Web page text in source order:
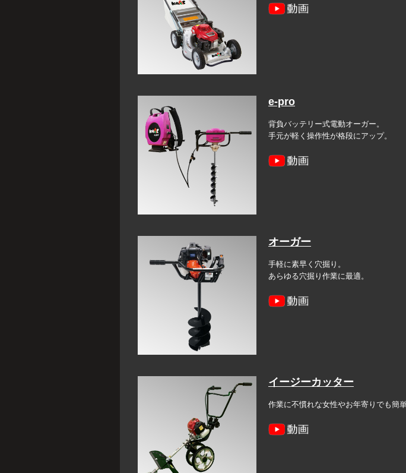
e-pro
背負バッテリー式電動オーガー。
手元が軽く操作性が格段にアップ。
オーガー
手軽に素早く穴掘り。
あらゆる穴掘り作業に最適。
イージーカッター
作業に不慣れな女性やお年寄りでも簡単